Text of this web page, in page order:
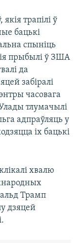
трапілі ў
бацькі
спыніць
прыбылі ў ЗША
да
забіралі
часовага
тлумачылі
адпраўляць у
іх бацькі
хвалю
Трамп
дзяцей